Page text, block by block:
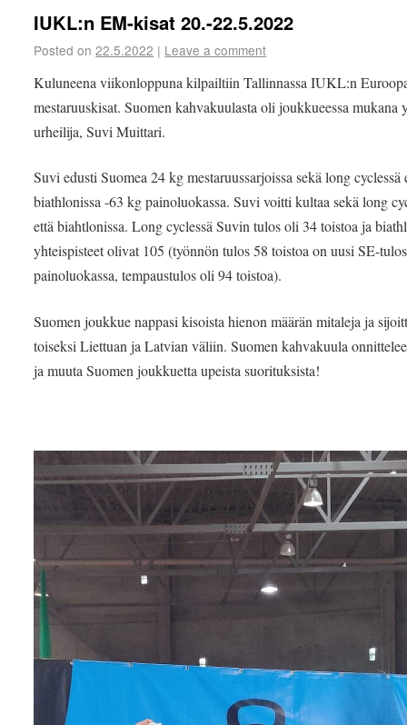
IUKL:n EM-kisat 20.-22.5.2022
Posted on 22.5.2022 | Leave a comment
Kuluneena viikonloppuna kilpailtiin Tallinnassa IUKL:n
mestaruuskisat. Suomen kahvakuulasta oli joukkueessa mukana
urheilija, Suvi Muittari.
Suvi edusti Suomea 24 kg mestaruussarjoissa sekä long cyclessä
biathlonissa -63 kg painoluokassa. Suvi voitti kultaa sekä long
että biahtlonissa. Long cyclessä Suvin tulos oli 34 toistoa ja
yhteispisteet olivat 105 (työnnön tulos 58 toistoa on uusi SE-
painoluokassa, tempaustulos oli 94 toistoa).
Suomen joukkue nappasi kisoista hienon määrän mitaleja ja
toiseksi Liettuan ja Latvian väliin. Suomen kahvakuula
ja muuta Suomen joukkuetta upeista suorituksista!